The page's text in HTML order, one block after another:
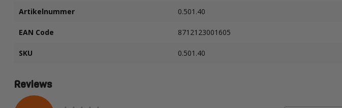
Artikelnummer 0.501.40
EAN Code 8712123001605
SKU 0.501.40
Reviews